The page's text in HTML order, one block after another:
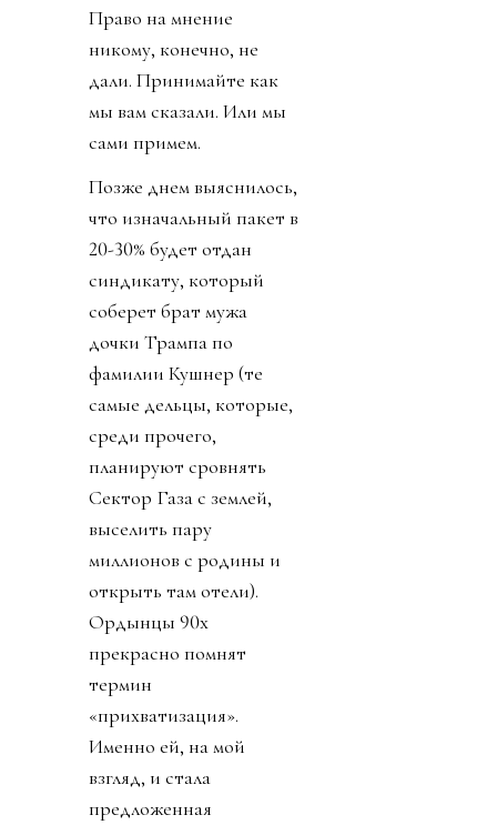
Право на мнение
никому, конечно, не
дали. Принимайте как
мы вам сказали. Или мы
сами примем.
Позже днем выяснилось,
что изначальный пакет в
20-30% будет отдан
синдикату, который
соберет брат мужа
дочки Трампа по
фамилии Кушнер (те
самые дельцы, которые,
среди прочего,
планируют сровнять
Сектор Газа с землей,
выселить пару
миллионов с родины и
открыть там отели).
Ордынцы 90х
прекрасно помнят
термин
«прихватизация».
Именно ей, на мой
взгляд, и стала
предложенная